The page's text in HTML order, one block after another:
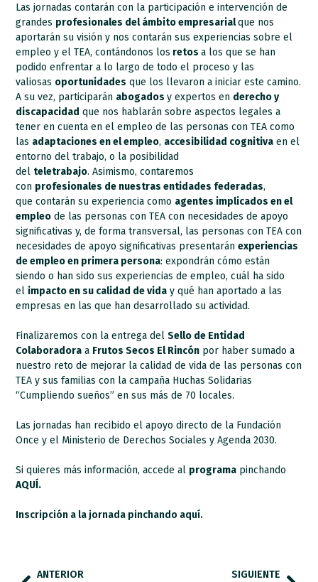
Las jornadas contarán con la participación e intervención de
grandes profesionales del ámbito empresarialque nos
aportarán su visión y nos contarán sus experiencias sobre el
empleo y el TEA, contándonos los retosa los que se han
podido enfrentar a lo largo de todo el proceso y las
valiosas oportunidades que los llevaron a iniciar este camino.
A su vez, participarán abogadosy expertos en derecho y
discapacidad que nos hablarán sobre aspectos legales a
tener en cuenta en el empleo de las personas con TEA como
las adaptaciones en el empleo, accesibilidad cognitiva en el
entorno del trabajo, o la posibilidad
del teletrabajo.Asimismo, contaremos
con profesionales de nuestras entidades federadas,
que contarán su experiencia como agentes implicados en el
empleo de las personas con TEA con necesidades de apoyo
significativas y, de forma transversal, las personas con TEA con
necesidades de apoyo significativas presentaránexperiencias
de empleo en primera persona: expondrán cómo están
siendo o han sido sus experiencias de empleo, cuál ha sido
el impacto en su calidad de vida y qué han aportado a las
empresas en las que han desarrollado su actividad.
Finalizaremos con la entrega delSello de Entidad
Colaboradora a Frutos Secos El Rincón por haber sumado a
nuestro reto de mejorar la calidad de vida de las personas con
TEA y sus familias con la campaña Huchas Solidarias
“Cumpliendo sueños” en sus más de 70 locales.
Las jornadas han recibido el apoyo directo de la Fundación
Once y el Ministerio de Derechos Sociales y Agenda 2030.
Si quieres más información, accede al programa pinchando
AQUÍ.
Inscripción a la jornada pinchando aquí.
ANTERIOR
SIGUIENTE